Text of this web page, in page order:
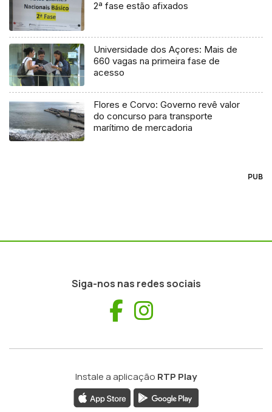
2ª fase estão afixados
Universidade dos Açores: Mais de
660 vagas na primeira fase de
acesso
Flores e Corvo: Governo revê valor
do concurso para transporte
marítimo de mercadoria
PUB
Siga-nos nas redes sociais
Facebook
Instale a aplicação RTP Play